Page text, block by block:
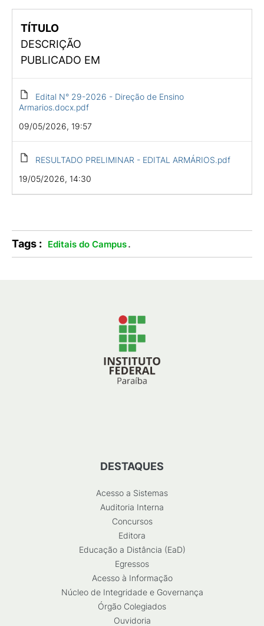
TÍTULO
DESCRIÇÃO
PUBLICADO EM
Edital N° 29-2026 - Direção de Ensino
Armarios.docx.pdf
09/05/2026, 19:57
RESULTADO PRELIMINAR - EDITAL ARMÁRIOS.pdf
19/05/2026, 14:30
Tags : Editais do Campus.
DESTAQUES
Acesso a Sistemas
Auditoria Interna
Concursos
Editora
Educação a Distância (EaD)
Egressos
Acesso à Informação
Núcleo de Integridade e Governança
Órgão Colegiados
Ouvidoria